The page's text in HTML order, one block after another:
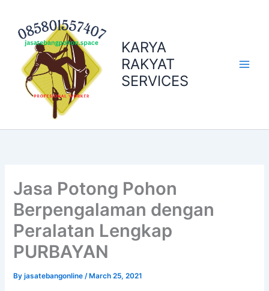
content
KARYA
RAKYAT
SERVICES
Jasa Potong Pohon
Berpengalaman dengan
Peralatan Lengkap
PURBAYAN
Byjasatebangonline/ March 25, 2021